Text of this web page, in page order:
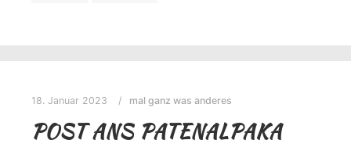
18. Januar 2023 mal ganz was anderes
POST ANS PATENALPAKA